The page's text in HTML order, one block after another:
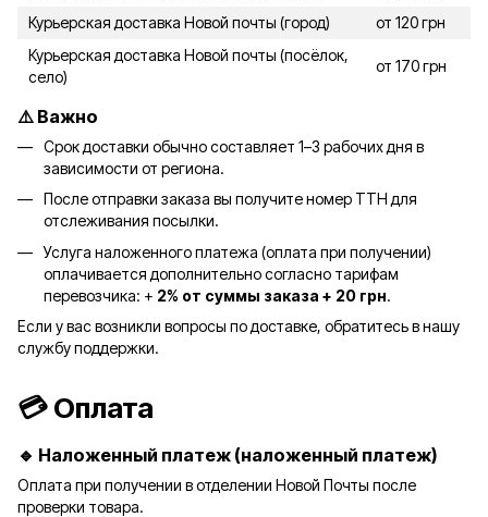
Курьерская доставка Новой почты (город)
от 120 грн
Курьерская доставка Новой почты (посёлок,
село)
от 170 грн
⚠️ Важно
Срок доставки обычно составляет 1–3 рабочих дня в
зависимости от региона.
После отправки заказа вы получите номер ТТН для
отслеживания посылки.
Услуга наложенного платежа (оплата при получении)
оплачивается дополнительно согласно тарифам
перевозчика: + 2% от суммы заказа + 20 грн.
Если у вас возникли вопросы по доставке, обратитесь в нашу
службу поддержки.
💳 Оплата
🔹 Наложенный платеж (наложенный платеж)
Оплата при получении в отделении Новой Почты после
проверки товара.